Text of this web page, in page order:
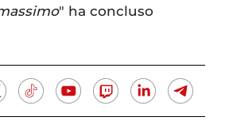
" ha concluso